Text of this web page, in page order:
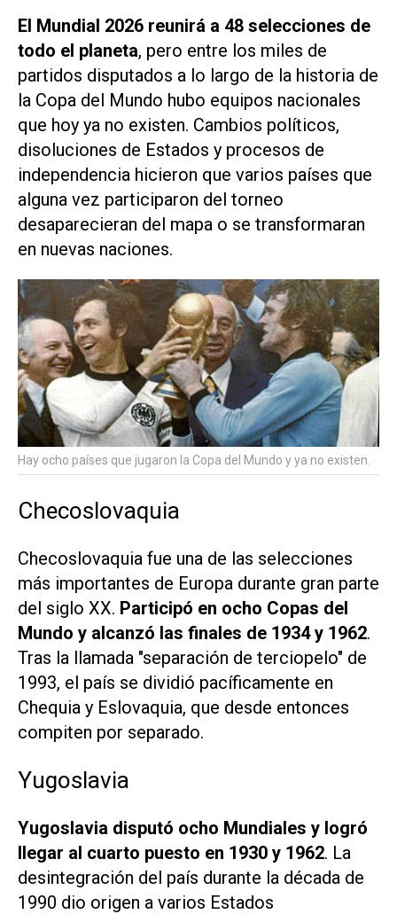
El Mundial 2026 reunirá a 48 selecciones de
todo el planeta, pero entre los miles de
partidos disputados a lo largo de la historia de
la Copa del Mundo hubo equipos nacionales
que hoy ya no existen. Cambios políticos,
disoluciones de Estados y procesos de
independencia hicieron que varios países que
alguna vez participaron del torneo
desaparecieran del mapa o se transformaran
en nuevas naciones.
Hay ocho países que jugaron la Copa del Mundo y ya no existen.
Checoslovaquia
Checoslovaquia fue una de las selecciones
más importantes de Europa durante gran parte
del siglo XX. Participó en ocho Copas del
Mundo y alcanzó las finales de 1934 y 1962.
Tras la llamada "separación de terciopelo" de
1993, el país se dividió pacíficamente en
Chequia y Eslovaquia, que desde entonces
compiten por separado.
Yugoslavia
Yugoslavia disputó ocho Mundiales y logró
llegar al cuarto puesto en 1930 y 1962. La
desintegración del país durante la década de
1990 dio origen a varios Estados